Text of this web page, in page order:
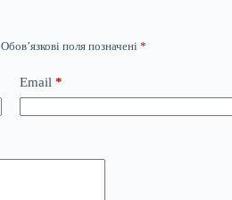
Обов’язкові поля позначені *
Email *